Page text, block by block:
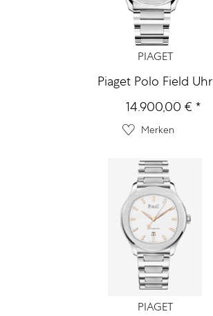
PIAGET
Piaget Polo Field Uhr
14.900,00 € *
Merken
PIAGET